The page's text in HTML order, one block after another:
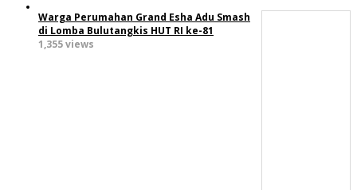
Warga Perumahan Grand Esha Adu Smash
di Lomba Bulutangkis HUT RI ke-81
1,355 views